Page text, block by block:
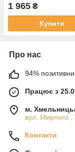
1 965 ₴
Купити
Про нас
94%
Працює з
м.
вул. Мирного.,
Контакти